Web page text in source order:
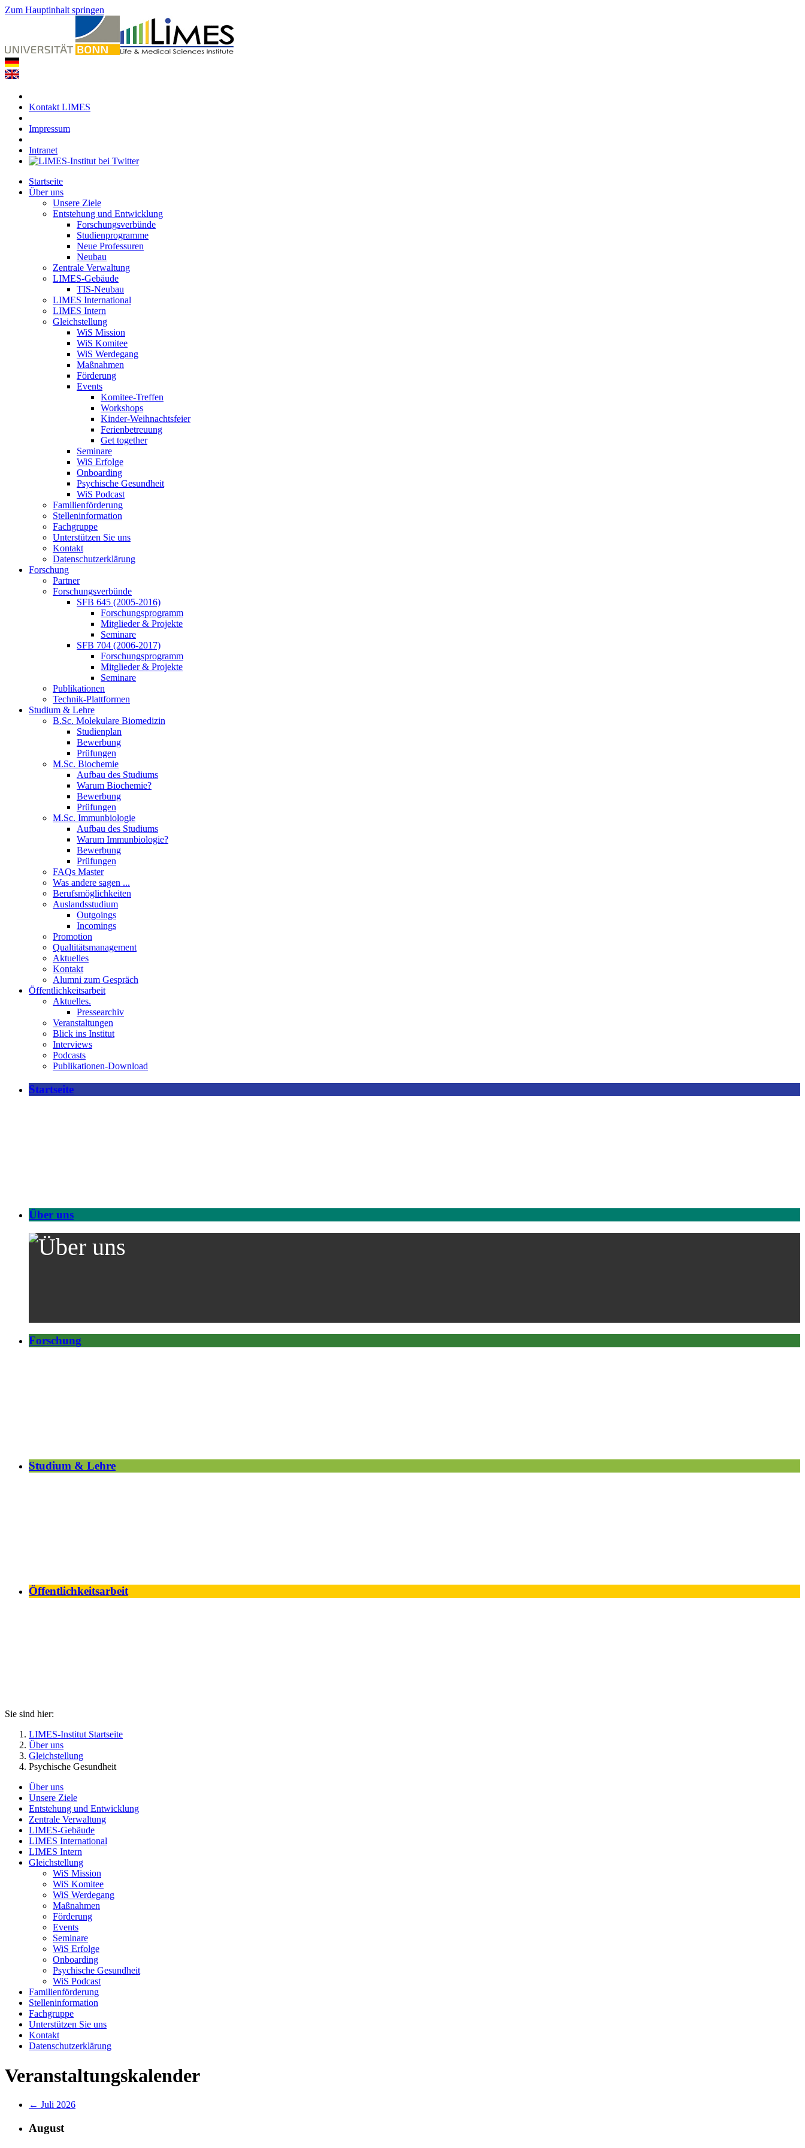
Zum Hauptinhalt springen
Kontakt LIMES
Impressum
Intranet
Startseite
Über uns
Unsere Ziele
Entstehung und Entwicklung
Forschungsverbünde
Studienprogramme
Neue Professuren
Neubau
Zentrale Verwaltung
LIMES-Gebäude
TIS-Neubau
LIMES International
LIMES Intern
Gleichstellung
WiS Mission
WiS Komitee
WiS Werdegang
Maßnahmen
Förderung
Events
Komitee-Treffen
Workshops
Kinder-Weihnachtsfeier
Ferienbetreuung
Get together
Seminare
WiS Erfolge
Onboarding
Psychische Gesundheit
WiS Podcast
Familienförderung
Stelleninformation
Fachgruppe
Unterstützen Sie uns
Kontakt
Datenschutzerklärung
Forschung
Partner
Forschungsverbünde
SFB 645 (2005-2016)
Forschungsprogramm
Mitglieder & Projekte
Seminare
SFB 704 (2006-2017)
Forschungsprogramm
Mitglieder & Projekte
Seminare
Publikationen
Technik-Plattformen
Studium & Lehre
B.Sc. Molekulare Biomedizin
Studienplan
Bewerbung
Prüfungen
M.Sc. Biochemie
Aufbau des Studiums
Warum Biochemie?
Bewerbung
Prüfungen
M.Sc. Immunbiologie
Aufbau des Studiums
Warum Immunbiologie?
Bewerbung
Prüfungen
FAQs Master
Was andere sagen ...
Berufsmöglichkeiten
Auslandsstudium
Outgoings
Incomings
Promotion
Qualtitätsmanagement
Aktuelles
Kontakt
Alumni zum Gespräch
Öffentlichkeitsarbeit
Aktuelles.
Pressearchiv
Veranstaltungen
Blick ins Institut
Interviews
Podcasts
Publikationen-Download
Startseite
Über uns
Forschung
Studium & Lehre
Öffentlichkeitsarbeit
Sie sind hier:
LIMES-Institut Startseite
Über uns
Gleichstellung
Psychische Gesundheit
Über uns
Unsere Ziele
Entstehung und Entwicklung
Zentrale Verwaltung
LIMES-Gebäude
LIMES International
LIMES Intern
Gleichstellung
WiS Mission
WiS Komitee
WiS Werdegang
Maßnahmen
Förderung
Events
Seminare
WiS Erfolge
Onboarding
Psychische Gesundheit
WiS Podcast
Familienförderung
Stelleninformation
Fachgruppe
Unterstützen Sie uns
Kontakt
Datenschutzerklärung
Veranstaltungskalender
← Juli 2026
August